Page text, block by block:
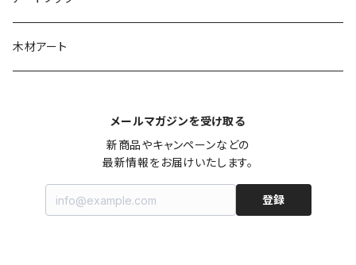
フラワーアート（オトナ）
アートへアゴム
木材アート
メールマガジンを受け取る
新商品やキャンペーンなどの
最新情報をお届けいたします。
登録